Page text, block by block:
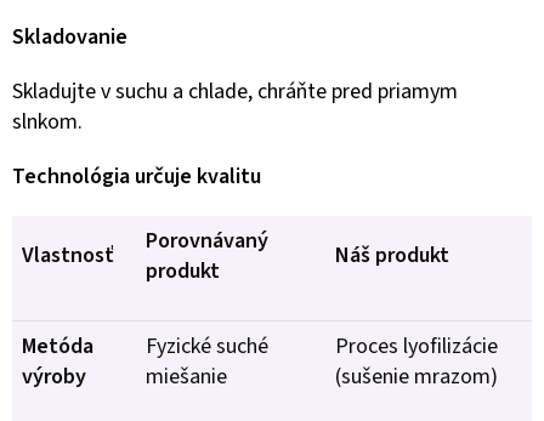
Skladovanie
Skladujte v suchu a chlade, chráňte pred priamym
slnkom.
Technológia určuje kvalitu
Vlastnosť
Porovnávaný
produkt
Náš produkt
Metóda
výroby
Fyzické suché
miešanie
Proces lyofilizácie
(sušenie mrazom)